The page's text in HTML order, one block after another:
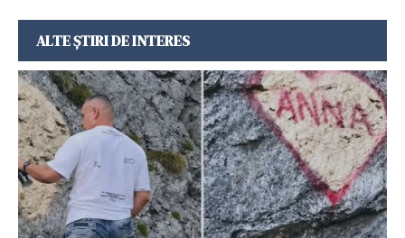
ALTE ȘTIRI DE INTERES